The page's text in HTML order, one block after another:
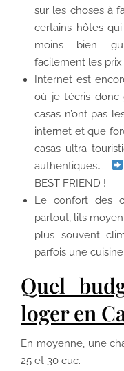
sur les choses à
certains hôtes
moins bien
facilement les
Internet est
où je t’écris
casas n’ont pas
internet et que
casas ultra
authentiques….
BEST FRIEND !
Le confort des
partout, lits
plus souvent
parfois une
Quel
loger en
En moyenne, une
25 et 30 cuc.